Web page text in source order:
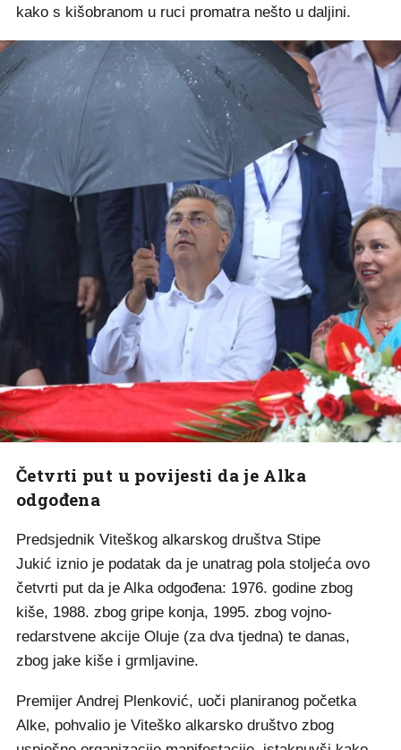
kako s kišobranom u ruci promatra nešto u daljini.
Četvrti put u povijesti da je Alka
odgođena
Predsjednik Viteškog alkarskog društva Stipe
Jukić iznio je podatak da je unatrag pola stoljeća ovo
četvrti put da je Alka odgođena: 1976. godine zbog
kiše, 1988. zbog gripe konja, 1995. zbog vojno-
redarstvene akcije Oluje (za dva tjedna) te danas,
zbog jake kiše i grmljavine.
Premijer Andrej Plenković, uoči planiranog početka
Alke, pohvalio je Viteško alkarsko društvo zbog